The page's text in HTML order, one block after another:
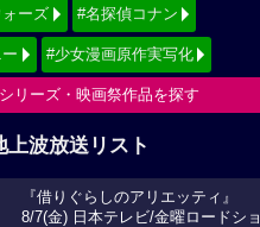
ーズ #名探偵コナン
#少女漫画原作実写化
シリーズ・映画祭作品を探す
上波放送リスト
『借りぐらしのアリエッティ』
8/7(金) 日本テレビ/金曜ロードショ